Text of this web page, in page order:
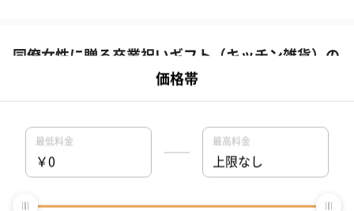
同僚女性に贈る卒業祝いギフト（キッチン雑貨）の
です。【TANP（タンプ）】は大切な日にぴったりな「ギフト」に
出会えるネット通販サイトです。こだわりの商品をこだわりのラ
ッピングで、最短で即日発送にてご対応いたします。